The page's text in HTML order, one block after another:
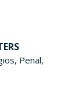
Penal,